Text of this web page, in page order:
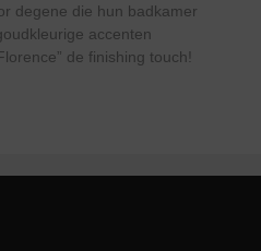
degene die hun badkamer
accenten
de finishing touch!